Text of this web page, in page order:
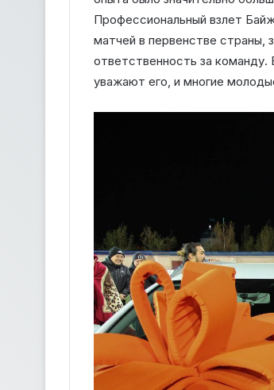
Профессиональный взлет
матчей в первенстве страны,
ответственность за
уважают его, и многие